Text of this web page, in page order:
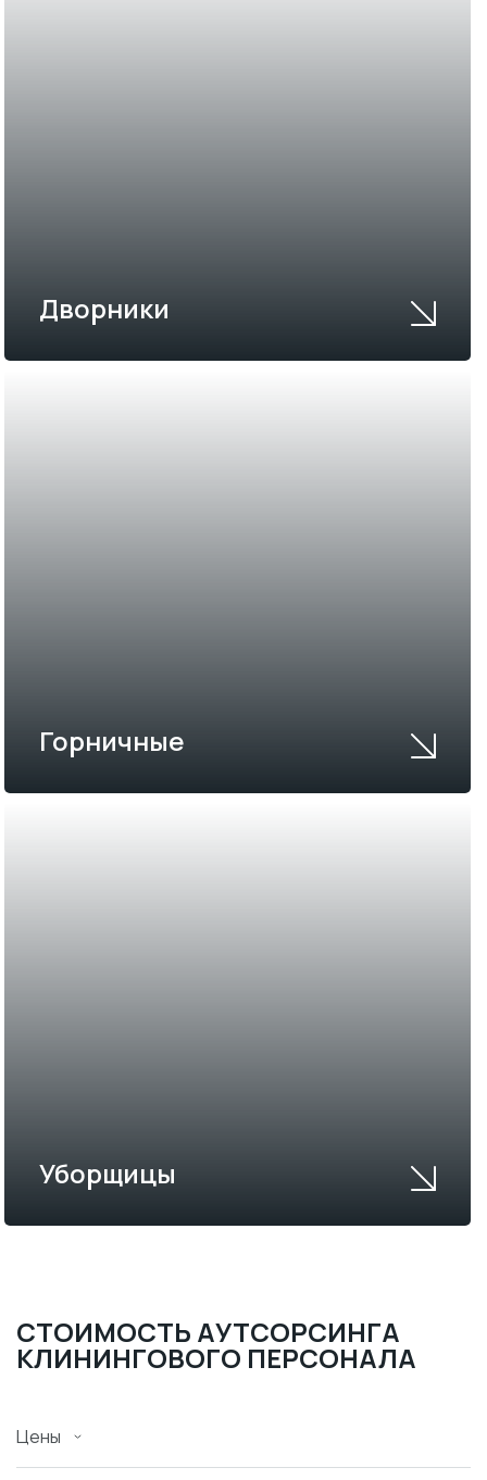
Дворники
Горничные
Уборщицы
СТОИМОСТЬ АУТСОРСИНГА
КЛИНИНГОВОГО ПЕРСОНАЛА
Цены